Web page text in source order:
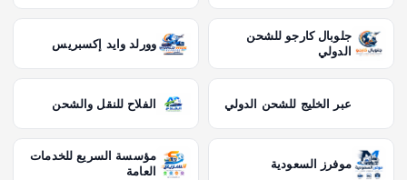
جلوبال كارجو للشحن
الدولي
وورلد وايد إكسبريس
عبر الخليج للشحن الدولي الفلاح للنقل والشحن
موفرز السعودية
مؤسسة السريع للخدمات
العامة